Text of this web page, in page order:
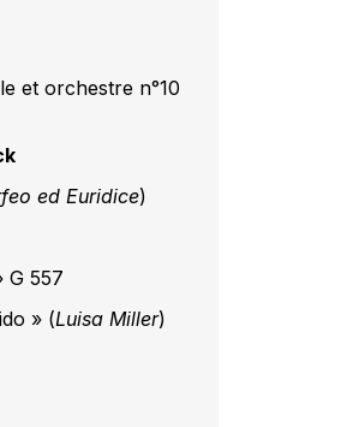
et orchestre n°10
ed Euridice)
G 557
» (Luisa Miller)